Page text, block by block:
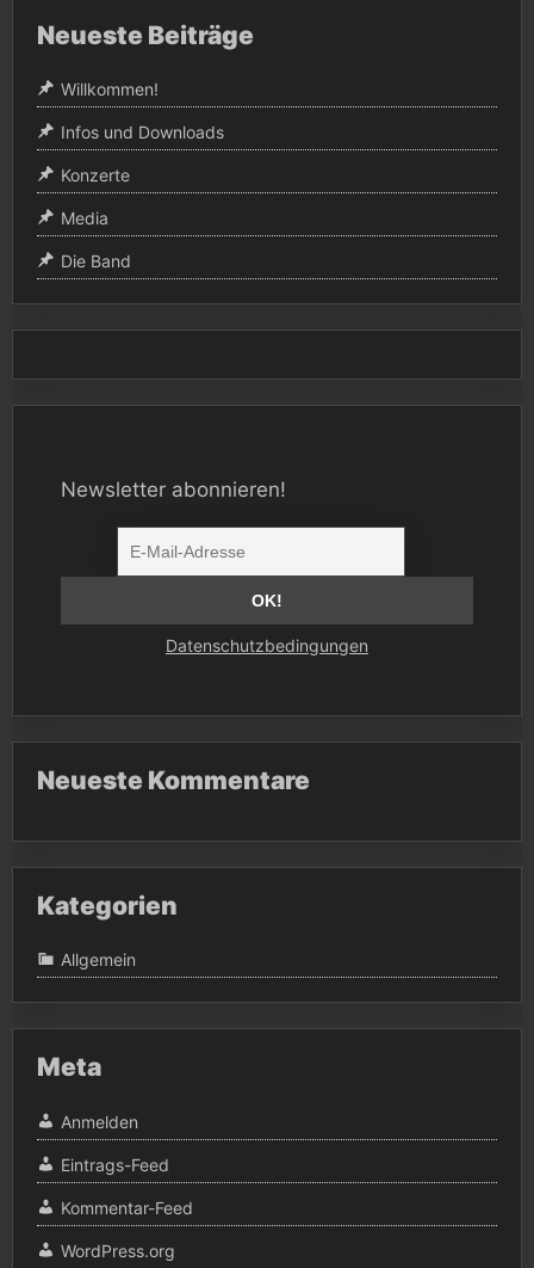
Neueste Beiträge
Willkommen!
Infos und Downloads
Konzerte
Media
Die Band
Newsletter abonnieren!
Datenschutzbedingungen
Neueste Kommentare
Kategorien
Allgemein
Meta
Anmelden
Eintrags-Feed
Kommentar-Feed
WordPress.org